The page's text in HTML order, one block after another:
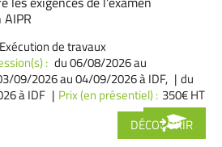
AIPR
de travaux
: du 06/08/2026au
09/2026au 04/09/2026 à IDF,
du
à IDF Prix (en présentiel) : 350€ HT
DÉCOUVRIR